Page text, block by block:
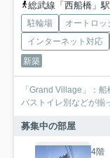
総武線「西船橋」
駐輪場 オートロッ
インターネット対応
新築
「Grand Village」：
バストイレ別などが揃
募集中の部屋
4階